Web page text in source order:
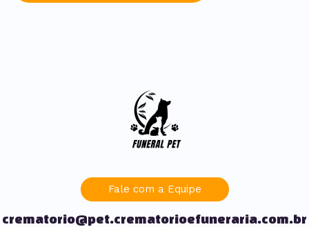
Fale com a Equipe
crematorio@pet.crematorioefuneraria.com.br